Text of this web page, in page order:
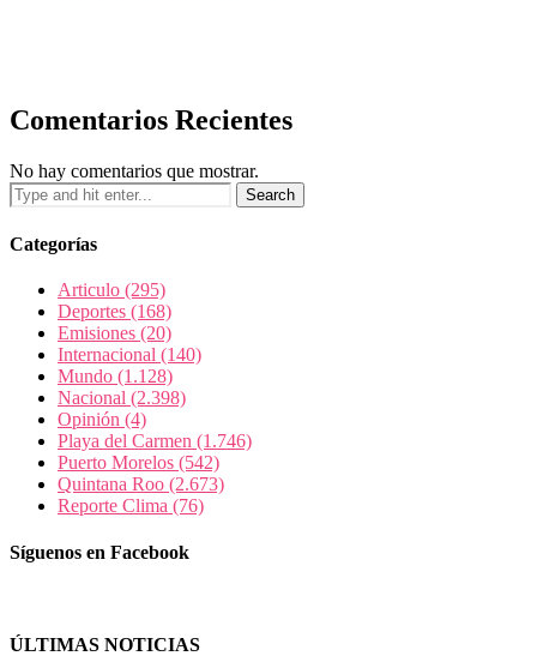
Comentarios Recientes
No hay comentarios que mostrar.
Categorías
Articulo (295)
Deportes (168)
Emisiones (20)
Internacional (140)
Mundo (1.128)
Nacional (2.398)
Opinión (4)
Playa del Carmen (1.746)
Puerto Morelos (542)
Quintana Roo (2.673)
Reporte Clima (76)
Síguenos en Facebook
ÚLTIMAS NOTICIAS